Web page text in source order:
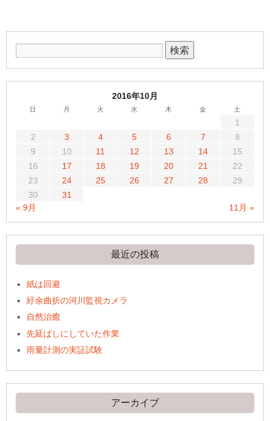
2016年10月
日 月 火 水 木 金 土
1
2
3 4 5 6 7
8
9
10 11 12 13 14
15
16
17 18 19 20 21
22
23
24 25 26 27 28
29
30
31
« 9月
11月 »
最近の投稿
紙は回避
紆余曲折の河川監視カメラ
自然治癒
先延ばしにしていた作業
雨量計測の実証試験
アーカイブ